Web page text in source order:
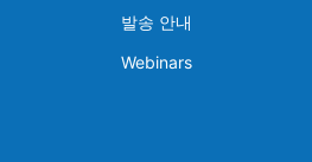
발송 안내
Webinars